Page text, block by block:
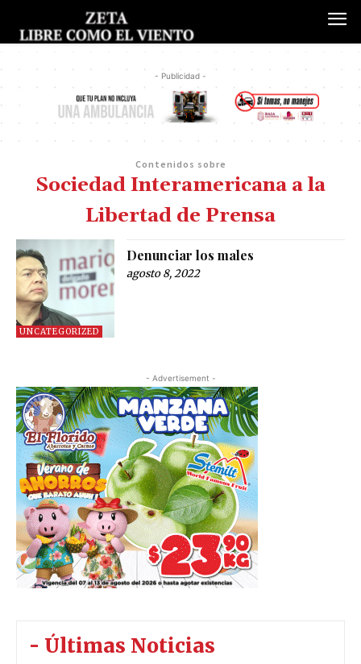
- Publicidad -
Contenidos sobre
Sociedad Interamericana a la
Libertad de Prensa
UNCATEGORIZED
Denunciar los males
agosto 8, 2022
- Advertisement -
- Últimas Noticias